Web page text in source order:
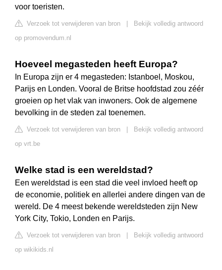
voor toeristen.
Verzoek tot verwijderen van bron
Bekijk volledig antwoord
op promovendum.nl
Hoeveel megasteden heeft Europa?
In Europa zijn er 4 megasteden: Istanboel, Moskou,
Parijs en Londen. Vooral de Britse hoofdstad zou zéér
groeien op het vlak van inwoners. Ook de algemene
bevolking in de steden zal toenemen.
Verzoek tot verwijderen van bron
Bekijk volledig antwoord
op vrt.be
Welke stad is een wereldstad?
Een wereldstad is een stad die veel invloed heeft op
de economie, politiek en allerlei andere dingen van de
wereld. De 4 meest bekende wereldsteden zijn New
York City, Tokio, Londen en Parijs.
Verzoek tot verwijderen van bron
Bekijk volledig antwoord
op wikikids.nl